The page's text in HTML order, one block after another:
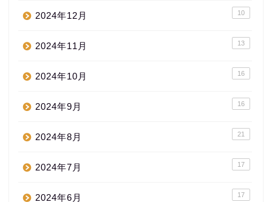
2024年12月 10
2024年11月 13
2024年10月 16
2024年9月 16
2024年8月 21
2024年7月 17
2024年6月 17